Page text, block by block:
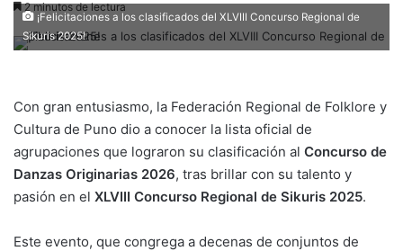
2 minutos de lectura
¡Felicitaciones a los clasificados del XLVIII Concurso Regional de
Sikuris 2025!
Con gran entusiasmo, la Federación Regional de Folklore y
Cultura de Puno dio a conocer la lista oficial de
agrupaciones que lograron su clasificación al Concurso de
Danzas Originarias 2026, tras brillar con su talento y
pasión en el XLVIII Concurso Regional de Sikuris 2025.
Este evento, que congrega a decenas de conjuntos de